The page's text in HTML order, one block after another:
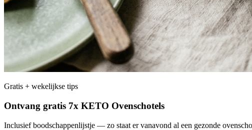
Gratis + wekelijkse tips
Ontvang gratis 7x KETO Ovenschotels
Inclusief boodschappenlijstje — zo staat er vanavond al een gezonde